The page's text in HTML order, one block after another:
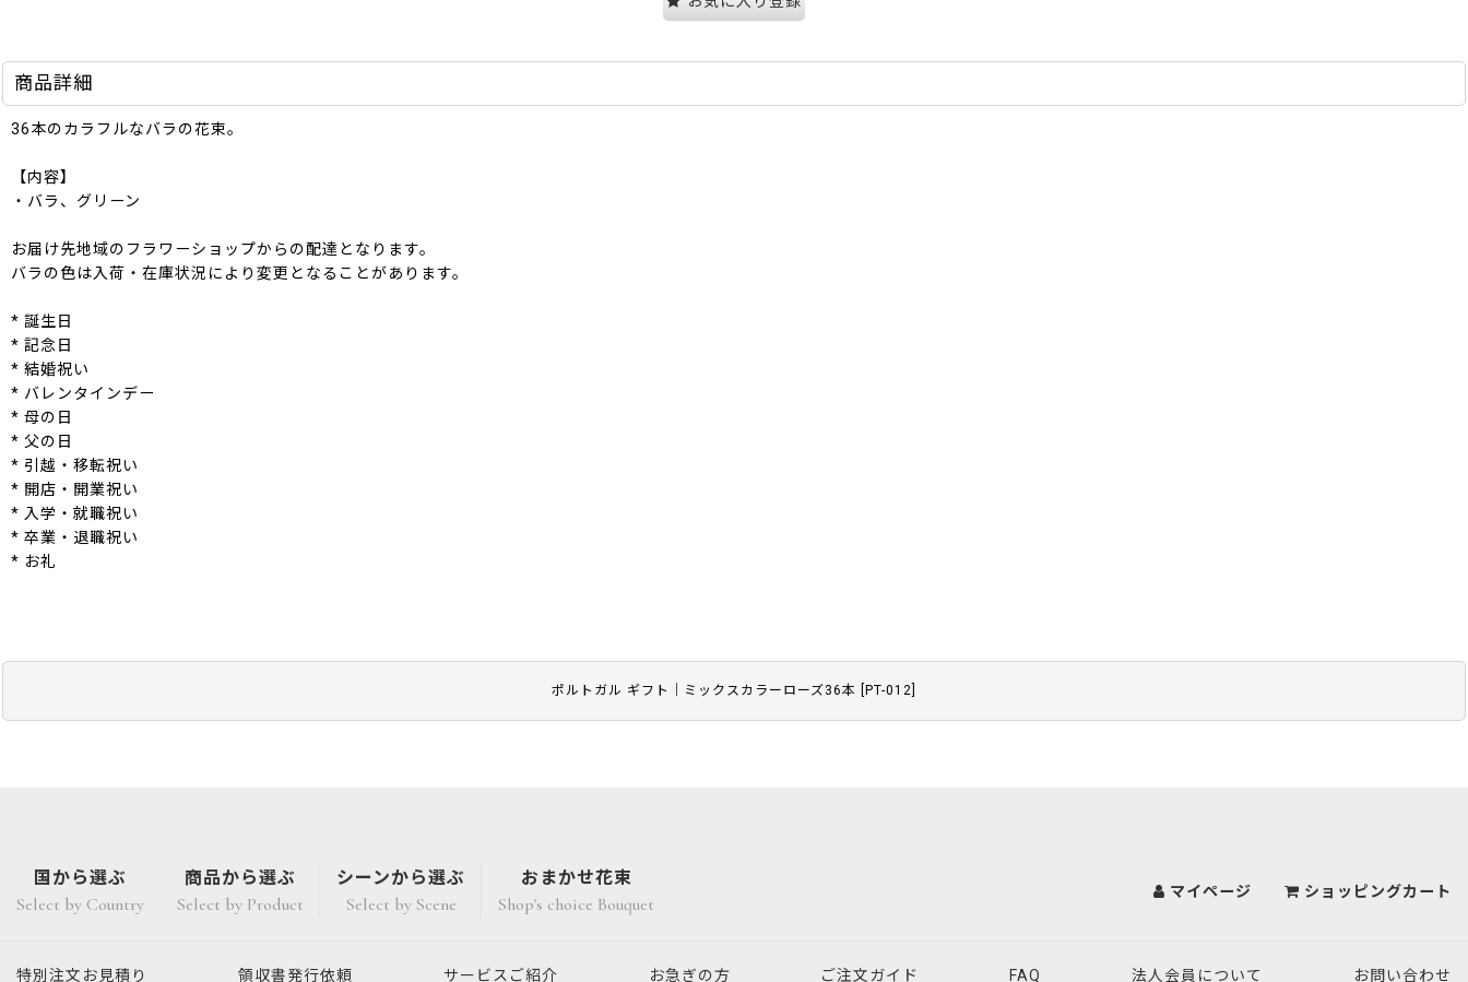
ポルトガル ギフト｜ミックスカラーローズ36本 PT-012
商品詳細
36本のカラフルなバラの花束。
【内容】
・バラ、グリーン
お届け先地域のフラワーショップからの配達となります。
バラの色は入荷・在庫状況により変更となることがあります。
* 誕生日
* 記念日
* 結婚祝い
* バレンタインデー
* 母の日
* 父の日
* 引越・移転祝い
* 開店・開業祝い
* 入学・就職祝い
* 卒業・退職祝い
* お礼
国から選ぶ
Select by Country
商品から選ぶ
Select by Product
シーンから選ぶ
Select by Scene
おまかせ花束
Shop's choice Bouquet
マイページ ショッピングカート
特別注文 お見積り 領収書発行依頼 サービスご紹介 お急ぎの方 ご注文ガイド FAQ 法人会員について お問い合わせ